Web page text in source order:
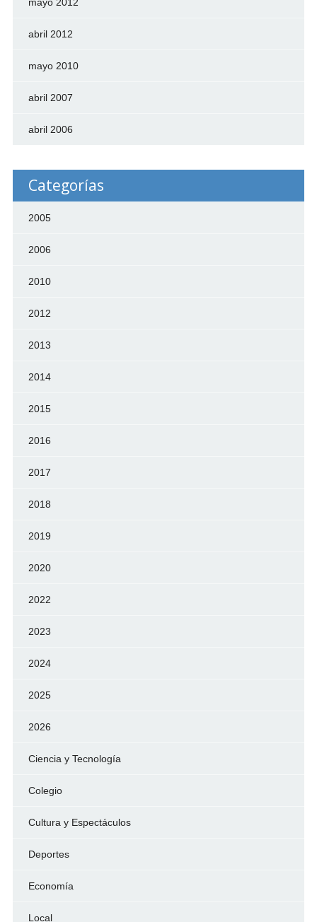
abril 2012
mayo 2010
abril 2007
abril 2006
Categorías
2005
2006
2010
2012
2013
2014
2015
2016
2017
2018
2019
2020
2022
2023
2024
2025
2026
Ciencia y Tecnología
Colegio
Cultura y Espectáculos
Deportes
Economía
Local